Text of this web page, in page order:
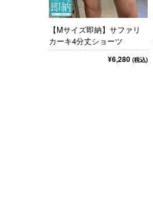
【Mサイズ即納】サファリ
カーキ4分丈ショーツ
¥6,280 (税込)